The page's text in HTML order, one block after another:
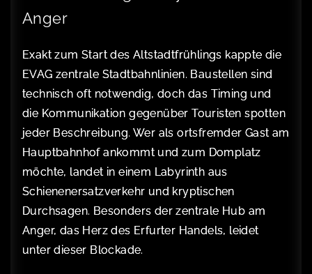
Anger
Exakt zum Start des Altstadtfrühlings kappte die
EVAG zentrale Stadtbahnlinien. Baustellen sind
technisch oft notwendig, doch das Timing und
die Kommunikation gegenüber Touristen spotten
jeder Beschreibung. Wer als ortsfremder Gast am
Hauptbahnhof ankommt und zum Domplatz
möchte, landet in einem Labyrinth aus
Schienenersatzverkehr und kryptischen
Durchsagen. Besonders der zentrale Hub am
Anger, das Herz des Erfurter Handels, leidet
unter dieser Blockade.